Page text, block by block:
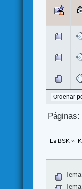
Páginas:
La BSK »